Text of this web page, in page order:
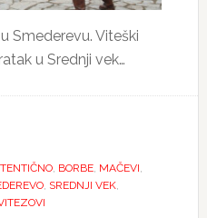
Smederevu. Viteški
u Srednji vek…
, BORBE, MAČEVI
, SREDNJI VEK,